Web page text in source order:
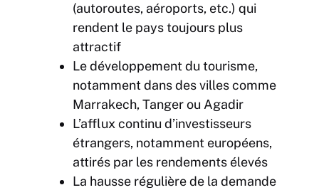
(autoroutes, aéroports, etc.) qui
rendent le pays toujours plus
attractif
Le développement du tourisme,
notamment dans des villes comme
Marrakech, Tanger ou Agadir
L’afflux continu d’investisseurs
étrangers, notamment européens,
attirés par les rendements élevés
La hausse régulière de la demande